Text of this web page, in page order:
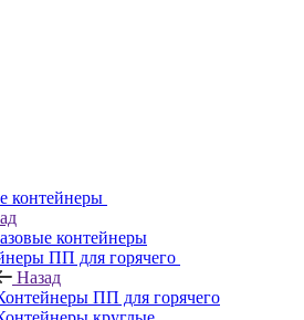
контейнеры
контейнеры
ПП для горячего
Назад
ПП для горячего